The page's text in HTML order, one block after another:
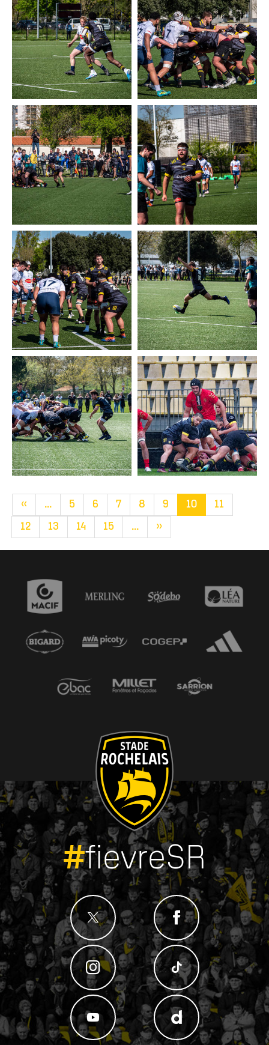
« ... 5 6 7 8 9 10 11
12 13 14 15 ... »
#fievreSR